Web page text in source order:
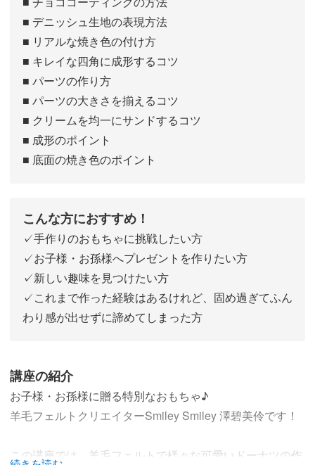
■ デニッシュ生地の表現方法
■ リアルな焼き色の付け方
■ キレイな四角に成形するコツ
■ パーツの作り方
■ パーツの大きさを揃えるコツ
■ クリームを均一にサンドするコツ
■ 成形のポイント
■ 底面の焼き色のポイント
こんな方におすすめ！
✓手作りのおもちゃに挑戦したい方
✓お子様・お孫様へプレゼントを作りたい方
✓新しい趣味を見つけたい方
✓これまで作った経験はあるけれど、固め過ぎてふん
わり感が出せずに諦めてしまった方
講座の紹介
お子様・お孫様に贈る特別なおもちゃ♪
羊毛フェルトクリエイターSmiley Smiley 澤碧美伶です！
この講座では、羊毛フェルトで様々な可愛いドーナツの作